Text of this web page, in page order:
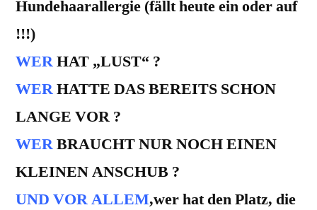
Hundehaarallergie (fällt heute ein oder auf
!!!)
WERHAT „LUST“ ?
WERHATTE DAS BEREITS SCHON
LANGE VOR ?
WERBRAUCHT NUR NOCH EINEN
KLEINEN ANSCHUB ?
UND VOR ALLEM,wer hat den Platz, die